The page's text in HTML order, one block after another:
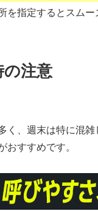
を指定するとスムー
注意
く、週末は特に混
おすすめです。